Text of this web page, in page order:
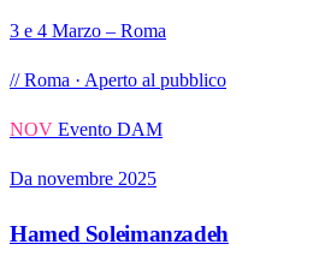
3 e 4 Marzo – Roma
// Roma · Aperto al pubblico
NOV Evento DAM
Da novembre 2025
Hamed Soleimanzadeh